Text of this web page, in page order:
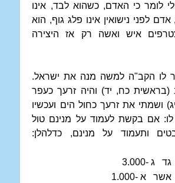
לומר כי האדם, כשהוא לבד, אינו
לפני נישואין אינו פלג גוף, הוא
איש ואשה רק אז היצירה
לו הקב"ה למשה מנה את ישראל.
(בראשית כח, יד) והיה זרעך כעפר
ושמתי את זרעך כחול הים ועכשיו
אם בקשת לעמוד על מנינם טול
ותעמוד על מנינם, כדלהלן:
גד ג -3.000
אשר א -1.000